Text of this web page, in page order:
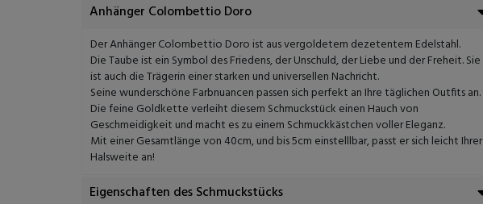
Anhänger Colombettio Doro
Der Anhänger Colombettio Doro ist aus vergoldetem dezetentem Edelstahl.
Die Taube ist ein Symbol des Friedens, der Unschuld, der Liebe und der Freheit. Sie
ist auch die Trägerin einer starken und universellen Nachricht.
Seine wunderschöne Farbnuancen passen sich perfekt an Ihre täglichen Outfits an.
Die feine Goldkette verleiht diesem Schmuckstück einen Hauch von
Geschmeidigkeit und macht es zu einem Schmuckkästchen voller Eleganz.
Mit einer Gesamtlänge von 40cm, und bis 5cm einstelllbar, passt er sich leicht Ihrer
Halsweite an!
Eigenschaften des Schmuckstücks